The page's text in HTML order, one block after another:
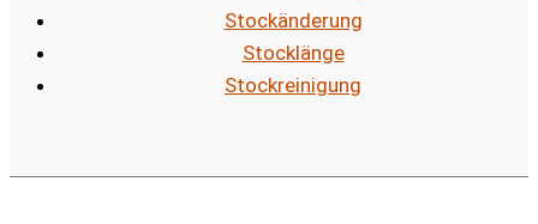
Stockänderung
Stocklänge
Stockreinigung